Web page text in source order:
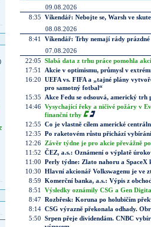
09.08.2026
8:35 Víkendář: Nebojte se, Warsh ve
08.08.2026
8:41
Víkendář: Trhy nemají rády prázdné
07.08.2026
22:05 Slabá data z trhu práce pomohla
17:51
Akcie v optimismu, průmysl v
16:20 UEFA vs. FIFA a „tajné plány
pro samotný fotbal“
15:35
Akce Fedu se odsouvá, americký
14:46 Vysychající řeky a ničivé požáry v
finanční trhy
12:55 Co je vlastně cílem americké
12:35 Po raketovém růstu přichází
12:26 Závěr týdne je pro akcie převážně
11:52 ČEZ, a.s.: Oznámení o výplatě
11:00 Perly týdne: Zlato nahoru a SpaceX
10:30 Hlavní akcionář Volkswagenu je ve
8:59 Komerční banka, a.s.: Výpis z
8:51
Výsledky oznámily CSG a Gen
8:47 Rozbřesk: Koruna po holubičím
8:14 CSG výrazně překonala odhady.
5:50 Srpen přeje dividendám. CNBC